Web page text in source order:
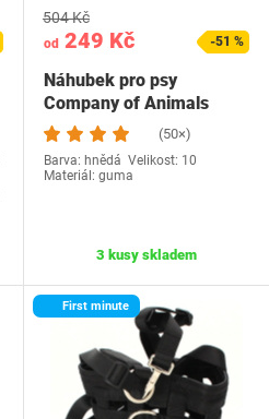
od 249 Kč
504 Kč
-51 %
Náhubek pro psy
Company of Animals
64020A
(50×)
Barva: hnědá Velikost: 10
Materiál: guma
3 kusy skladem
First minute